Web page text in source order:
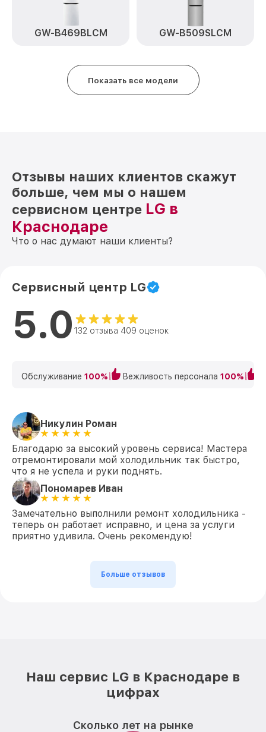
B509SMGZ LG
GW-B469BLCM GW-B509SLCM
Показать все модели
Отзывы наших клиентов скажут
больше, чем мы о нашем
сервисном центре LG в
Краснодаре
Что о нас думают наши клиенты?
Сервисный центр LG
5.0 132 отзыва 409 оценок
Обслуживание 100% Вежливость персонала 100%
Никулин Роман
Благодарю за высокий уровень сервиса! Мастера
отремонтировали мой холодильник так быстро,
что я не успела и руки поднять.
Пономарев Иван
Замечательно выполнили ремонт холодильника -
теперь он работает исправно, и цена за услуги
приятно удивила. Очень рекомендую!
Больше отзывов
Наш сервис LG в Краснодаре в
цифрах
Сколько лет на рынке